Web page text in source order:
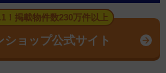
！掲載物件数230万件以上
ショップ公式サイト